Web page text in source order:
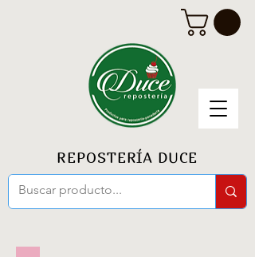
REPOSTERÍA DUCE